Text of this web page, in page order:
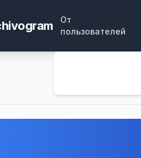
От
пользователей